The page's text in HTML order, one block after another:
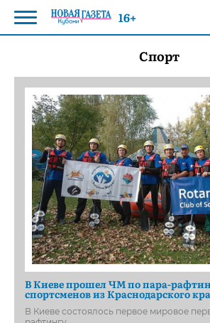
Спорт
В Киеве прошел ЧМ по пара-
спортсменов из Краснодарского
В Киеве состоялось первое мировое
16+